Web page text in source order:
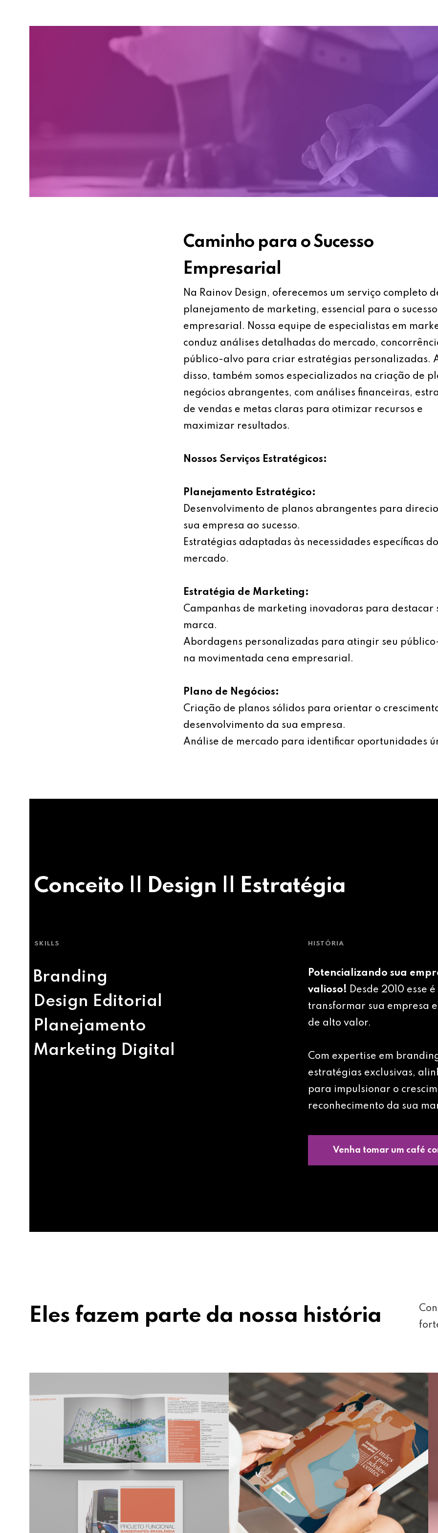
Caminho para o Sucesso
Empresarial
Na Rainov Design, oferecemos um serviço completo
planejamento de marketing, essencial para o sucesso
empresarial. Nossa equipe de especialistas em
conduz análises detalhadas do mercado,
público-alvo para criar estratégias personalizadas.
disso, também somos especializados na criação de
negócios abrangentes, com análises financeiras,
de vendas e metas claras para otimizar recursos e
maximizar resultados.
Nossos Serviços Estratégicos:
Planejamento Estratégico:
Desenvolvimento de planos abrangentes para
sua empresa ao sucesso.
Estratégias adaptadas às necessidades específicas do
mercado.
Estratégia de Marketing:
Campanhas de marketing inovadoras para destacar
marca.
Abordagens personalizadas para atingir seu
na movimentada cena empresarial.
Plano de Negócios:
Criação de planos sólidos para orientar o
desenvolvimento da sua empresa.
Análise de mercado para identificar oportunidades
Conceito || Design || Estratégia
SKILLS
Branding
Design Editorial
Planejamento
Marketing Digital
HISTÓRIA
Potencializando sua
valioso! Desde 2010 esse
transformar sua empresa
de alto valor.
Com expertise em
estratégias exclusivas,
para impulsionar o
reconhecimento da sua
Venha tomar um café
Eles fazem parte da nossa história